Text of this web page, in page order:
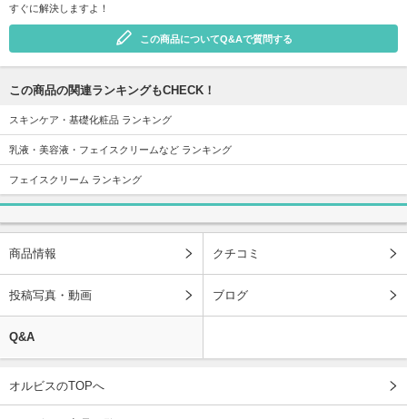
すぐに解決しますよ！
この商品についてQ&Aで質問する
この商品の関連ランキングもCHECK！
スキンケア・基礎化粧品 ランキング
乳液・美容液・フェイスクリームなど ランキング
フェイスクリーム ランキング
商品情報 クチコミ
投稿写真・動画 ブログ
Q&A
オルビスのTOPへ